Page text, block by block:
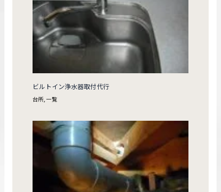
ビルトイン浄水器取付代行
台所 ,一覧